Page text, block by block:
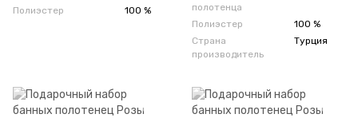
Полиэстер 100 %
полотенца
Полиэстер
100 %
Страна
производитель
Турция